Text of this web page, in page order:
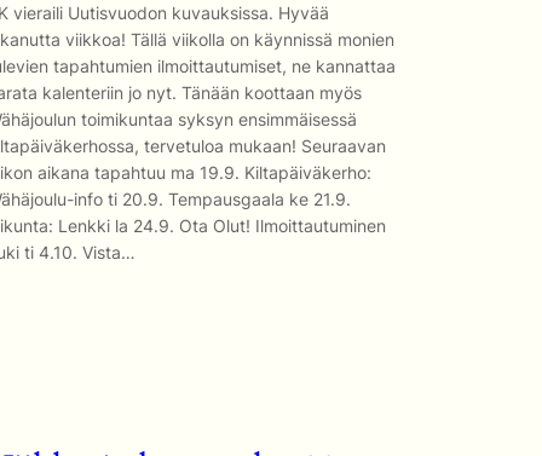
vieraili Uutisvuodon kuvauksissa. Hyvää
viikkoa! Tällä viikolla on käynnissä monien
tapahtumien ilmoittautumiset, ne kannattaa
kalenteriin jo nyt. Tänään koottaan myös
toimikuntaa syksyn ensimmäisessä
tervetuloa mukaan! Seuraavan
aikana tapahtuu ma 19.9. Kiltapäiväkerho:
info ti 20.9. Tempausgaala ke 21.9.
Lenkki la 24.9. Ota Olut! Ilmoittautuminen
ti 4.10. Vista…